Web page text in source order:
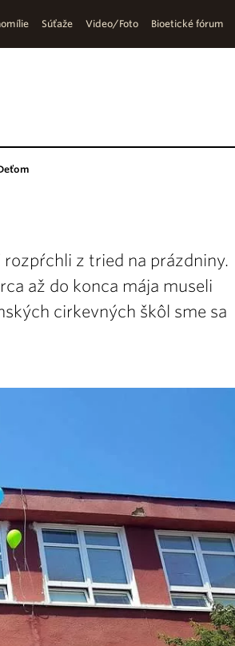
Súťaže Video/Foto Bioetické fórum
z tried na prázdniny.
až do konca mája museli
cirkevných škôl sme sa